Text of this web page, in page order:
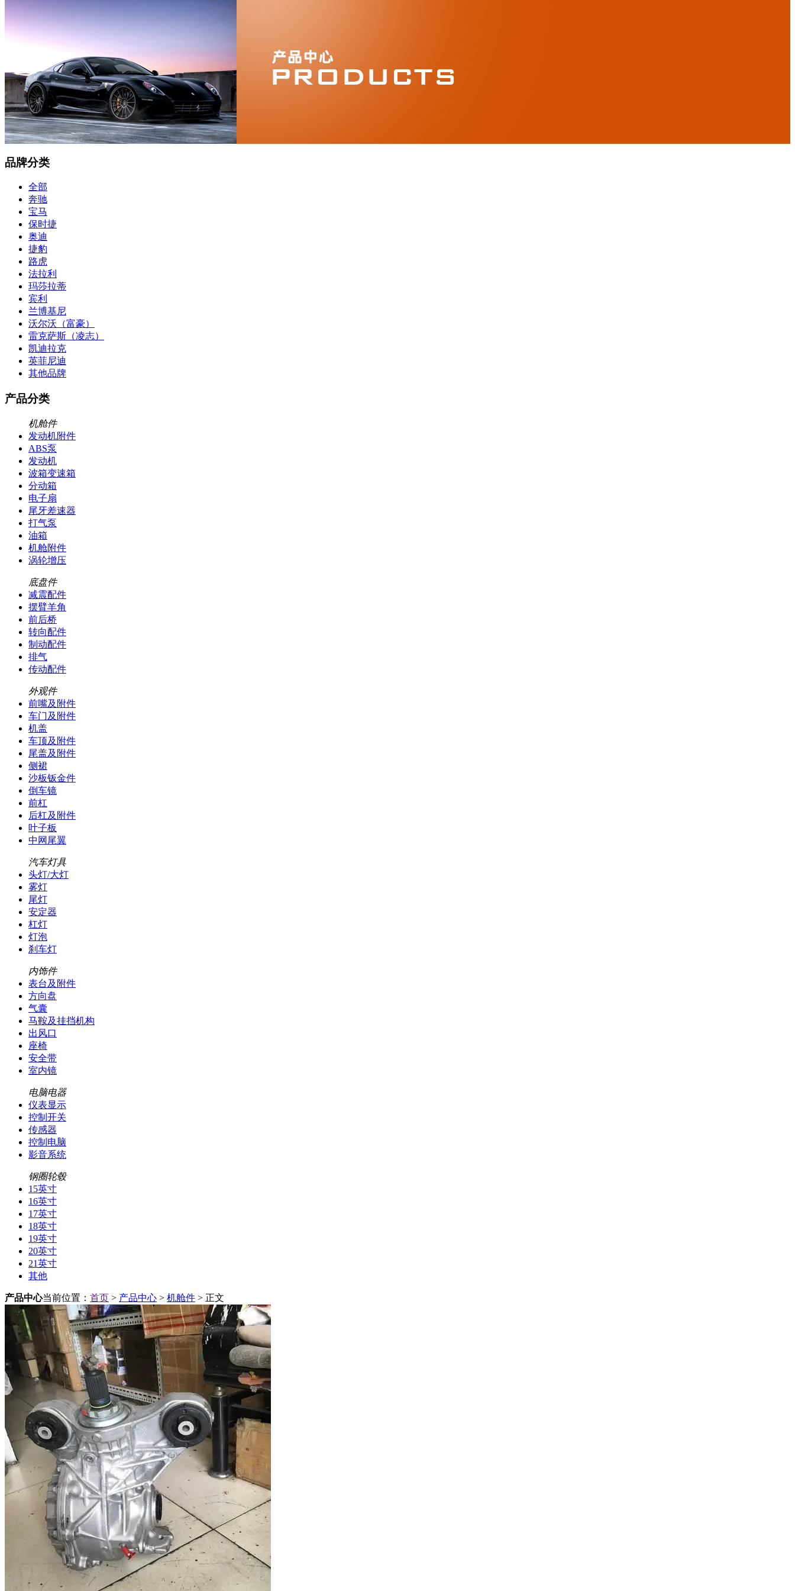
品牌分类
全部
奔驰
宝马
保时捷
奥迪
捷豹
路虎
法拉利
玛莎拉蒂
宾利
兰博基尼
沃尔沃（富豪）
雷克萨斯（凌志）
凯迪拉克
英菲尼迪
其他品牌
产品分类
机舱件
发动机附件
ABS泵
发动机
波箱变速箱
分动箱
电子扇
尾牙差速器
打气泵
油箱
机舱附件
涡轮增压
底盘件
减震配件
摆臂羊角
前后桥
转向配件
制动配件
排气
传动配件
外观件
前嘴及附件
车门及附件
机盖
车顶及附件
尾盖及附件
侧裙
沙板钣金件
倒车镜
前杠
后杠及附件
叶子板
中网尾翼
汽车灯具
头灯/大灯
雾灯
尾灯
安定器
杠灯
灯泡
刹车灯
内饰件
表台及附件
方向盘
气囊
马鞍及挂挡机构
出风口
座椅
安全带
室内镜
电脑电器
仪表显示
控制开关
传感器
控制电脑
影音系统
钢圈轮毂
15英寸
16英寸
17英寸
18英寸
19英寸
20英寸
21英寸
其他
产品中心当前位置： 首页 > 产品中心 > 机舱件 > 正文